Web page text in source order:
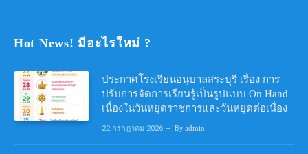
Hot News! มีอะไรใหม่ ?
ประกาศโรงเรียนอนุบาลสระบุรี เรื่อง การ
ปรับการจัดการเรียนรู้เป็นรูปแบบ On Hand
เนื่องในวันหยุดราชการและวันหยุดต่อเนื่อง
22 กรกฎาคม 2026 By admin